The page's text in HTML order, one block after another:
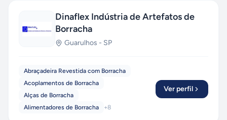
Dinaflex Indústria de Artefatos de
Borracha
Guarulhos - SP
Abraçadeira Revestida com Borracha
Acoplamentos de Borracha
Alças de Borracha
Alimentadores de Borracha
+8
Ver perfil